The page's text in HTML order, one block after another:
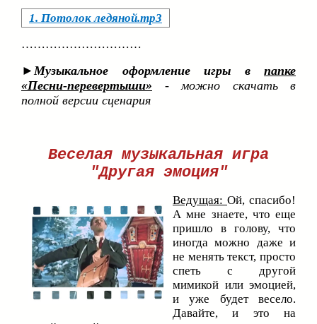
1. Потолок ледяной.mp3
…………………………
►Музыкальное оформление игры в папке
«Песни-перевертыши» - можно скачать в
полной версии сценария
Веселая музыкальная игра
"Другая эмоция"
Ведущая: Ой, спасибо!
А мне знаете, что еще
пришло в голову, что
иногда можно даже и
не менять текст, просто
спеть с другой
мимикой или эмоцией,
и уже будет весело.
Давайте, и это на